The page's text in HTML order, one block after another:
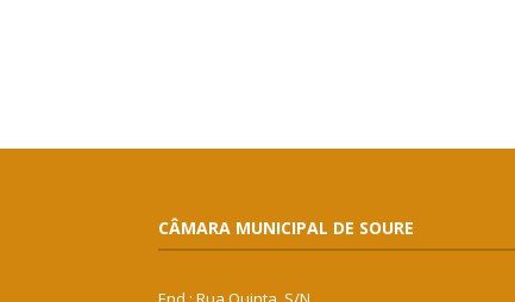
CÂMARA MUNICIPAL DE SOURE